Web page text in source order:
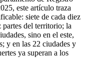
este artículo traza
siete de cada diez
partes del territorio; la
sino en el este,
y en las 22 ciudades y
ya superan a los